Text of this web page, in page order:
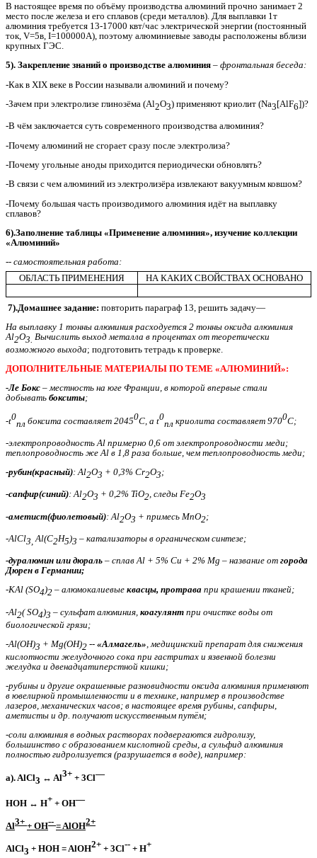
В настоящее время по объёму производства алюминий прочно занимает 2
место после железа и его сплавов (среди металлов). Для выплавки 1т
алюминия требуется 13-17000 квт/час электрической энергии (постоянный
ток, V=5в, I=100000А), поэтому алюминиевые заводы расположены вблизи
крупных ГЭС.
5). Закрепление знаний о производстве алюминия – фронтальная беседа:
-Как в ХIХ веке в России называли алюминий и почему?
-Зачем при электролизе глинозёма (Al2O3) применяют криолит (Na3[AlF6])?
-В чём заключается суть современного производства алюминия?
-Почему алюминий не сгорает сразу после электролиза?
-Почему угольные аноды приходится периодически обновлять?
-В связи с чем алюминий из электролизёра извлекают вакуумным ковшом?
-Почему большая часть производимого алюминия идёт на выплавку
сплавов?
6).Заполнение таблицы «Применение алюминия», изучение коллекции
«Алюминий»
-- самостоятельная работа:
ОБЛАСТЬ ПРИМЕНЕНИЯ
НА КАКИХ СВОЙСТВАХ ОСНОВАНО
7).Домашнее задание: повторить параграф 13, решить задачу—
На выплавку 1 тонны алюминия расходуется 2 тонны оксида алюминия
Al2O3. Вычислить выход металла в процентах от теоретически
возможного выхода; подготовить тетрадь к проверке.
ДОПОЛНИТЕЛЬНЫЕ МАТЕРИАЛЫ ПО ТЕМЕ «АЛЮМИНИЙ»:
-Ле Бокс – местность на юге Франции, в которой впервые стали
добывать бокситы;
-t0
пл боксита составляет 20450С, а t0
пл криолита составляет 9700С;
-электропроводность Al примерно 0,6 от электропроводности меди;
теплопроводность же Al в 1,8 раза больше, чем теплопроводность меди;
-рубин(красный): Al2O3 + 0,3% Cr2O3;
-сапфир(синий): Al2O3 + 0,2% TiO2, следы Fe2O3
-аметист(фиолетовый): Al2O3 + примесь MnO2;
-AlCl3,Al(C2H5)3 – катализаторы в органическом синтезе;
-дуралюмин или дюраль – сплав Al + 5% Cu + 2% Mg – название от города
Дюрен в Германии;
-KAl (SO4)2 – алюмокалиевые квасцы, протрава при крашении тканей;
-Al2( SO4)3 – сульфат алюминия, коагулянт при очистке воды от
биологической грязи;
-Al(OH)3 + Mg(OH)2 -- «Алмагель» , медицинский препарат для снижения
кислотности желудочного сока при гастритах и язвенной болезни
желудка и двенадцатиперстной кишки;
-рубины и другие окрашенные разновидности оксида алюминия применяют
в ювелирной промышленности и в технике, например в производстве
лазеров, механических часов; в настоящее время рубины, сапфиры,
аметисты и др. получают искусственным путём;
-соли алюминия в водных растворах подвергаются гидролизу,
большинство с образованием кислотной среды, а сульфид алюминия
полностью гидролизуется (разрушается в воде), например:
a). AlCl3 ↔ Al3+ + 3Cl—
HOH ↔ H+ + OH—
Al3+ + OH-- = AlOH2+
AlCl3 + HOH = AlOH2+ + 3Cl-- + H+